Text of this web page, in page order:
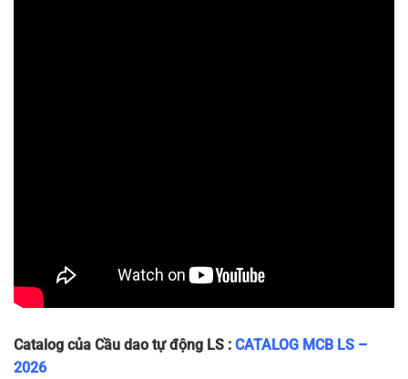
Catalog của Cầu dao tự động LS : CATALOG MCB LS –
2026